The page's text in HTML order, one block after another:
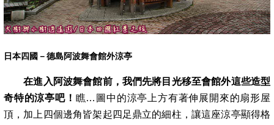
日本四國－德島阿波舞會館外涼亭
在進入阿波舞會館前，我們先將目光移至會館外這些造型
奇特的涼亭吧！ 瞧…圖中的涼亭上方有著伸展開來的扇形屋
頂，加上四個邊角皆架起 四足鼎立的細柱，讓這座涼亭顯得格